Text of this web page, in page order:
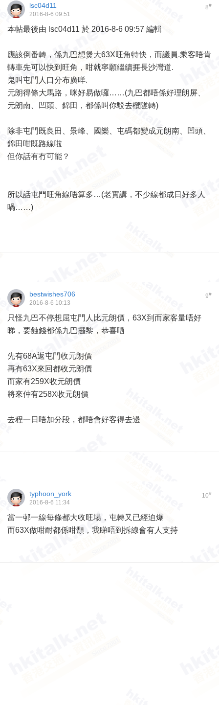
8#
lsc04d11
2016-8-6 09:51
本帖最後由 lsc04d11 於 2016-8-6 09:57 編輯
應該倒番轉，係九巴想煲大63X旺角特快，而議員.乘客唔肯
轉車先可以快到旺角，咁就寧願繼續捱長沙灣道.
鬼叫屯門人口分布廣咩.
元朗得條大馬路，咪好易做囉……(九巴都唔係好理朗屏、
元朗南、凹頭、錦田，都係叫你駁去欖隧轉)
除非屯門既良田、景峰、國樂、屯碼都變成元朗南、凹頭、
錦田咁既路線啦
但你話有冇可能？
所以話屯門旺角線唔算多…(老實講，不少線都成日好多人
喎……)
9#
bestwishes706
2016-8-6 10:13
只怪九巴不停想屈屯門人比元朗價，63X到而家客量唔好
睇，要蝕錢都係九巴攞黎，恭喜哂
先有68A返屯門收元朗價
再有63X來回都收元朗價
而家有259X收元朗價
將來仲有258X收元朗價
去程一日唔加分段，都唔會好客得去邊
10#
typhoon_york
2016-8-6 11:34
當一邨一線每條都大收旺場，屯轉又已經迫爆
而63X做咁耐都係咁頹，我睇唔到拆線會有人支持